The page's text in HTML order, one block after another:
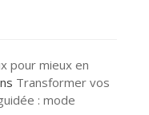
pour mieux en
Transformer vos
: mode